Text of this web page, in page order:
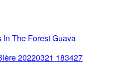
The Forest Guava